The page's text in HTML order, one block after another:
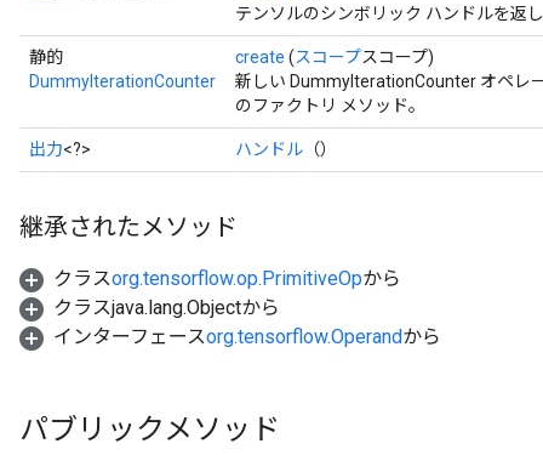
テンソルのシンボリック ハンドルを返
静的
DummyIterationCounter
create (スコープスコープ)
新しい DummyIterationCounter オペレ
のファクトリ メソッド。
出力<?> ハンドル （）
継承されたメソッド
クラスorg.tensorflow.op.PrimitiveOpから
クラスjava.lang.Objectから
インターフェースorg.tensorflow.Operandから
パブリックメソッド